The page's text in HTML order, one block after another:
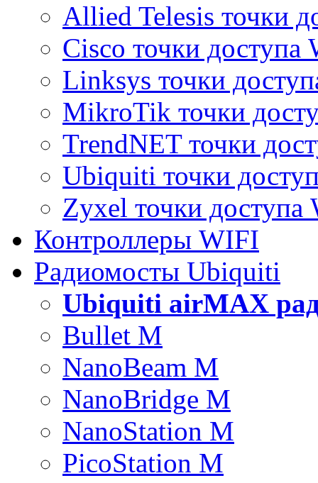
Allied Telesis точки
Cisco точки доступа
Linksys точки
MikroTik точки
TrendNET точки
Ubiquiti точки
Zyxel точки доступа
Контроллеры WIFI
Радиомосты Ubiquiti
Ubiquiti airMAX
Bullet M
NanoBeam M
NanoBridge M
NanoStation M
PicoStation M